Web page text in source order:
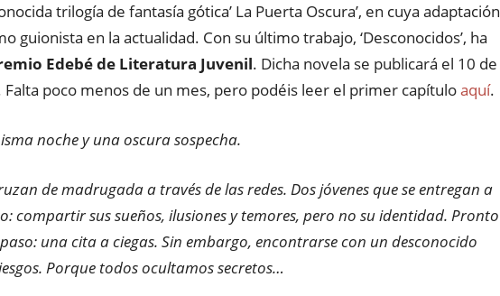
trilogía de fantasía gótica’ La Puerta Oscura’, en cuya adaptación
guionista en la actualidad. Con su último trabajo, ‘Desconocidos’, ha
Edebé de Literatura Juvenil. Dicha novela se publicará el 10 de
Falta poco menos de un mes, pero podéis leer el primer capítuloaquí.
noche y una oscura sospecha.
de madrugada a través de las redes. Dos jóvenes que se entregan a
compartir sus sueños, ilusiones y temores, pero no su identidad. Pronto
una cita a ciegas. Sin embargo, encontrarse con un desconocido
Porque todos ocultamos secretos…